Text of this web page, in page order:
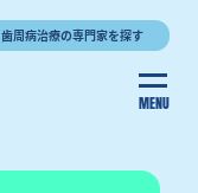
歯周病治療の専門家を探す
MENU